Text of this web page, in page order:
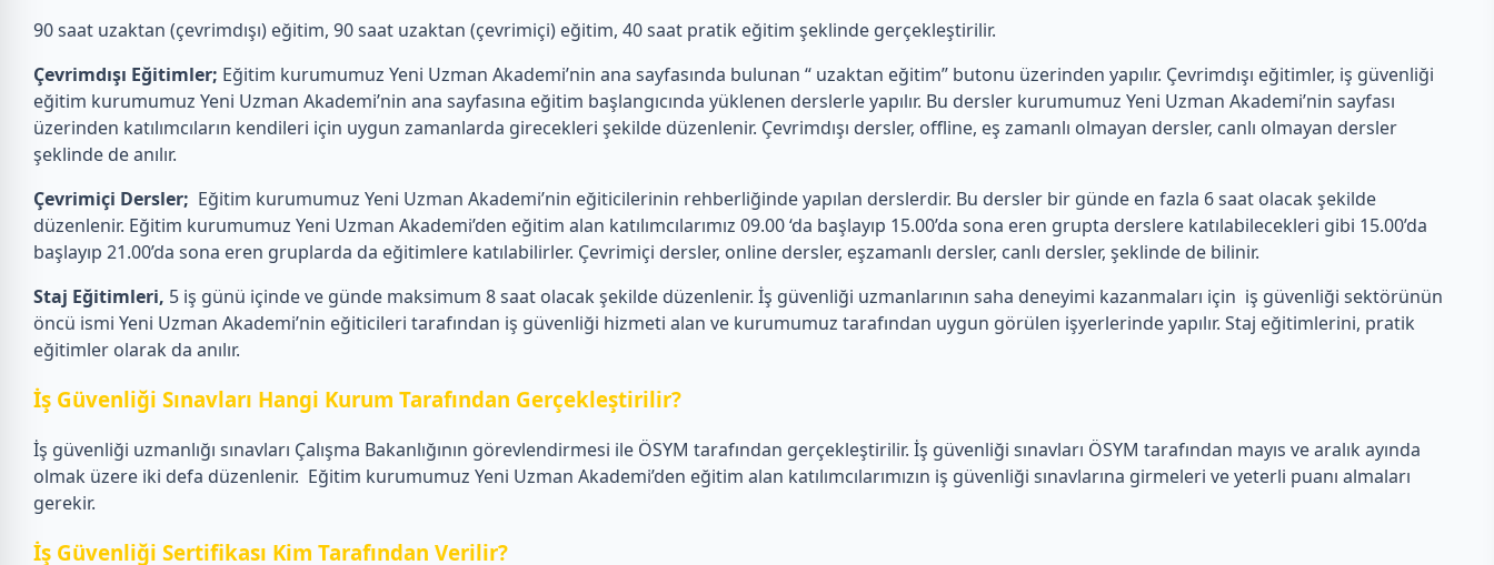
90 saat uzaktan (çevrimdışı) eğitim, 90 saat uzaktan (çevrimiçi) eğitim, 40 saat pratik eğitim şeklinde gerçekleştirilir.
Çevrimdışı Eğitimler; Eğitim kurumumuz Yeni Uzman Akademi’nin ana sayfasında bulunan “ uzaktan eğitim” butonu üzerinden yapılır. Çevrimdışı eğitimler, iş güvenliği
eğitim kurumumuz Yeni Uzman Akademi’nin ana sayfasına eğitim başlangıcında yüklenen derslerle yapılır. Bu dersler kurumumuz Yeni Uzman Akademi’nin sayfası
üzerinden katılımcıların kendileri için uygun zamanlarda girecekleri şekilde düzenlenir. Çevrimdışı dersler, offline, eş zamanlı olmayan dersler, canlı olmayan dersler
şeklinde de anılır.
Çevrimiçi Dersler; Eğitim kurumumuz Yeni Uzman Akademi’nin eğiticilerinin rehberliğinde yapılan derslerdir. Bu dersler bir günde en fazla 6 saat olacak şekilde
düzenlenir. Eğitim kurumumuz Yeni Uzman Akademi’den eğitim alan katılımcılarımız 09.00 ‘da başlayıp 15.00’da sona eren grupta derslere katılabilecekleri gibi 15.00’da
başlayıp 21.00’da sona eren gruplarda da eğitimlere katılabilirler. Çevrimiçi dersler, online dersler, eşzamanlı dersler, canlı dersler, şeklinde de bilinir.
Staj Eğitimleri, 5 iş günü içinde ve günde maksimum 8 saat olacak şekilde düzenlenir. İş güvenliği uzmanlarının saha deneyimi kazanmaları için iş güvenliği sektörünün
öncü ismi Yeni Uzman Akademi’nin eğiticileri tarafından iş güvenliği hizmeti alan ve kurumumuz tarafından uygun görülen işyerlerinde yapılır. Staj eğitimlerini, pratik
eğitimler olarak da anılır.
İş Güvenliği Sınavları Hangi Kurum Tarafından Gerçekleştirilir?
İş güvenliği uzmanlığı sınavları Çalışma Bakanlığının görevlendirmesi ile ÖSYM tarafından gerçekleştirilir. İş güvenliği sınavları ÖSYM tarafından mayıs ve aralık ayında
olmak üzere iki defa düzenlenir. Eğitim kurumumuz Yeni Uzman Akademi’den eğitim alan katılımcılarımızın iş güvenliği sınavlarına girmeleri ve yeterli puanı almaları
gerekir.
İş Güvenliği Sertifikası Kim Tarafından Verilir?